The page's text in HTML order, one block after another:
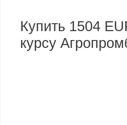
Купить 1504
курсу